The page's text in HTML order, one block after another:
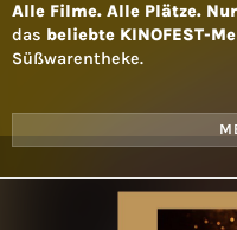
Alle Filme. Alle Plätze.
das beliebte KINOFEST-
Süßwarentheke.